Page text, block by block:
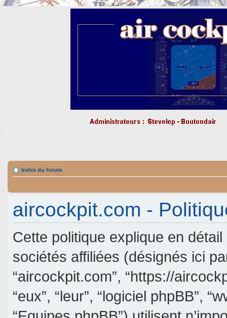
Index du forum
aircockpit.com -
Cette politique explique en
sociétés affiliées (désignés ici
“aircockpit.com”, “https://
“eux”, “leur”, “logiciel phpBB”,